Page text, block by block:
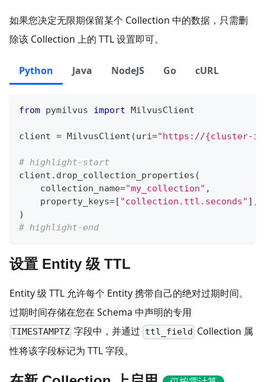
如果您决定无限期保留某个 Collection 中的数据，只需删
除该 Collection 上的 TTL 设置即可。
Python Java NodeJS Go cURL
from pymilvus import MilvusClient
client = MilvusClient (uri="https://{cluster-
# highlight-start
client . drop_collection_properties (
    collection_name
="my_collection" ,
    property_keys
=[ "collection.ttl.seconds" ] ,
)
# highlight-end
设置 Entity 级 TTL
Entity 级 TTL 允许每个 Entity 携带自己的绝对过期时间。
过期时间存储在您在 Schema 中声明的专用
TIMESTAMPTZ 字段中，并通过 ttl_field Collection 属
性将该字段标记为 TTL 字段。